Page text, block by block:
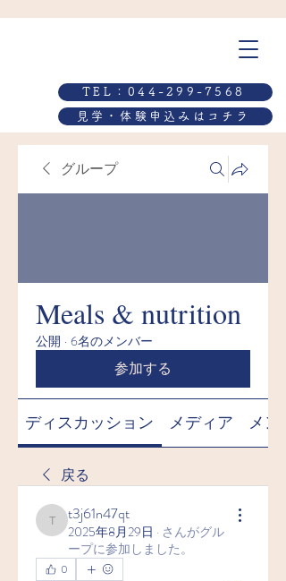
TEL：044-299-7568
見学・体験申込みはコチラ
グループ
Meals & nutrition
公開 · 6名のメンバー
参加する
ディスカッション メディア メン
戻る
t3j61n47qt
t3j61n47qt
2025年8月29日 · さんがグル
ープに参加しました。
0